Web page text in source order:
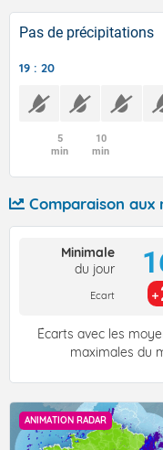
Pas de précipitations
19 : 20
5
min
10
min
Comparaison aux
Minimale
du jour
Ecart
Écarts avec les
maximales du
ANIMATION RADAR